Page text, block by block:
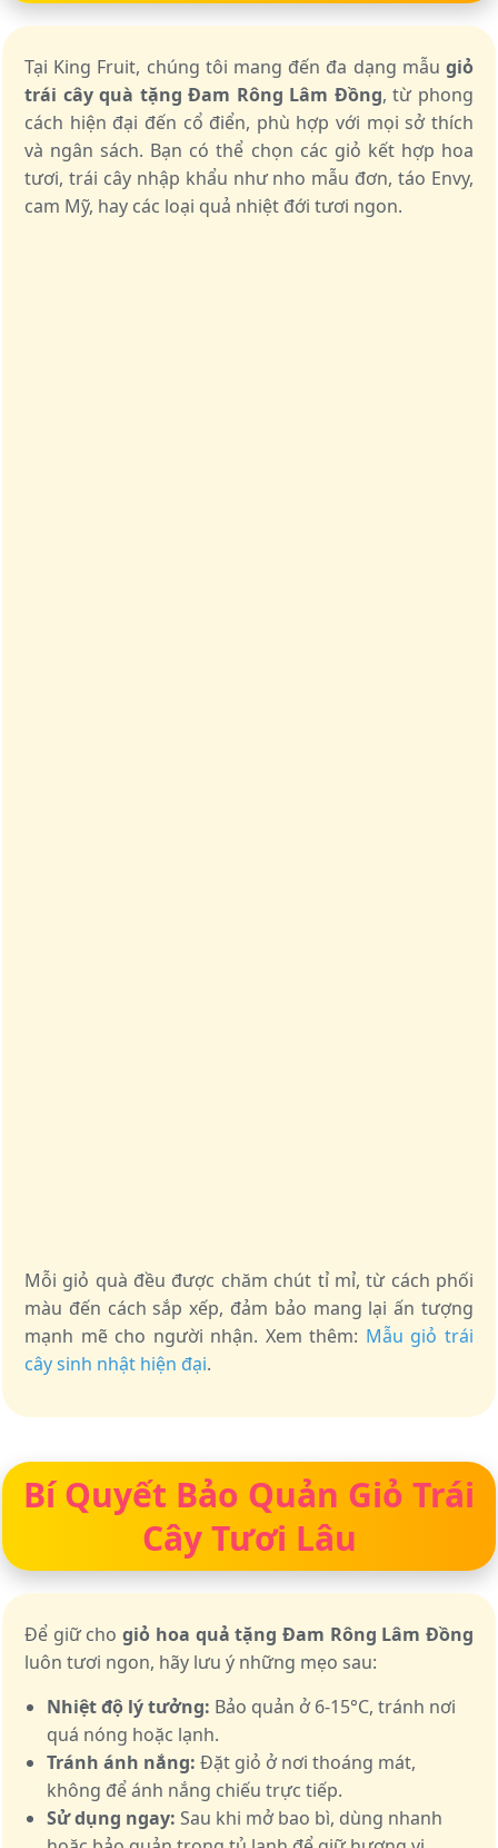
Tại King Fruit, chúng tôi mang đến đa dạng mẫu giỏ
trái cây quà tặng Đam Rông Lâm Đồng, từ phong
cách hiện đại đến cổ điển, phù hợp với mọi sở thích
và ngân sách. Bạn có thể chọn các giỏ kết hợp hoa
tươi, trái cây nhập khẩu như nho mẫu đơn, táo Envy,
cam Mỹ, hay các loại quả nhiệt đới tươi ngon.
Mỗi giỏ quà đều được chăm chút tỉ mỉ, từ cách phối
màu đến cách sắp xếp, đảm bảo mang lại ấn tượng
mạnh mẽ cho người nhận. Xem thêm: Mẫu giỏ trái
cây sinh nhật hiện đại.
Bí Quyết Bảo Quản Giỏ Trái
Cây Tươi Lâu
Để giữ chogiỏ hoa quả tặng Đam Rông Lâm Đồng
luôn tươi ngon, hãy lưu ý những mẹo sau:
Nhiệt độ lý tưởng: Bảo quản ở 6-15°C, tránh nơi
quá nóng hoặc lạnh.
Tránh ánh nắng: Đặt giỏ ở nơi thoáng mát,
không để ánh nắng chiếu trực tiếp.
Sử dụng ngay: Sau khi mở bao bì, dùng nhanh